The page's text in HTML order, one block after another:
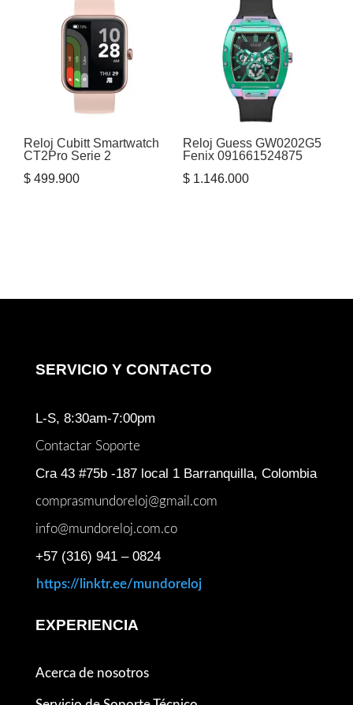
Reloj Cubitt Smartwatch
CT2Pro Serie 2
$ 499.900
Reloj Guess GW0202G5
Fenix 091661524875
$1.146.000
SERVICIO Y CONTACTO
L-S, 8:30am-7:00pm
Contactar Soporte
Cra 43 #75b -187 local 1 Barranquilla, Colombia
comprasmundoreloj@gmail.com
info@mundoreloj.com.co
+57 (316) 941 – 0824
https://linktr.ee/mundoreloj
EXPERIENCIA
Acerca de nosotros